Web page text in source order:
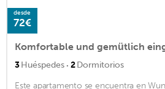
desde
72€
3Huéspedes · 2Dormitorios
Este apartamento se encuentra en